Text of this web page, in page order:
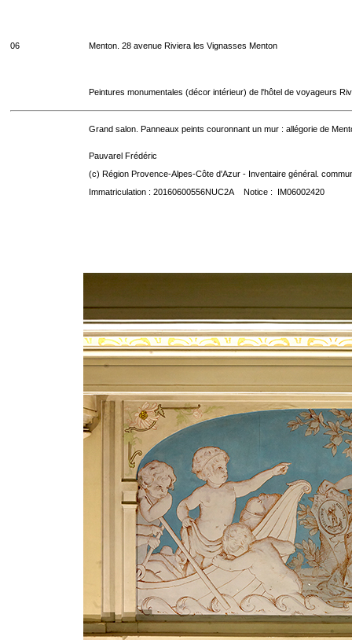
06 Menton. 28 avenue Riviera les Vignasses Menton
Peintures monumentales (décor intérieur) de l'hôtel de voyageurs
Grand salon. Panneaux peints couronnant un mur : allégorie de
Pauvarel Frédéric
(c) Région Provence-Alpes-Côte d'Azur - Inventaire général.
Immatriculation : 20160600556NUC2A Notice : IM06002420